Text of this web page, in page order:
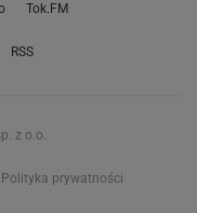
Tok.FM
RSS
z o.o.
Polityka prywatności